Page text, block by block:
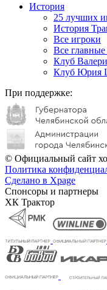
История
25 лучших
История
Все игроки
Все
Клуб
Клуб Юрия
При поддержке:
© Официальный сайт
Политика
Сделано в Xpage
Спонсоры и партнеры
ХК Трактор